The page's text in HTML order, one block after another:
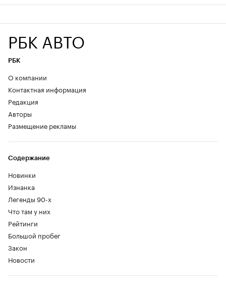
РБК АВТО
РБК
О компании
Контактная информация
Редакция
Авторы
Размещение рекламы
Содержание
Новинки
Изнанка
Легенды 90-х
Что там у них
Рейтинги
Большой пробег
Закон
Новости